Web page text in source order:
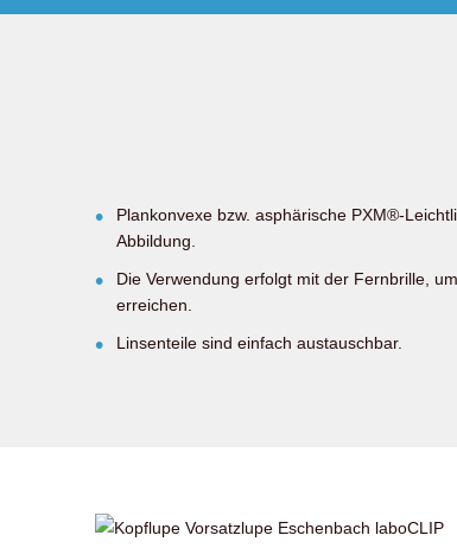
Plankonvexe bzw. asphärische PXM®-
Abbildung.
Die Verwendung erfolgt mit der Fernbrille,
erreichen.
Linsenteile sind einfach austauschbar.